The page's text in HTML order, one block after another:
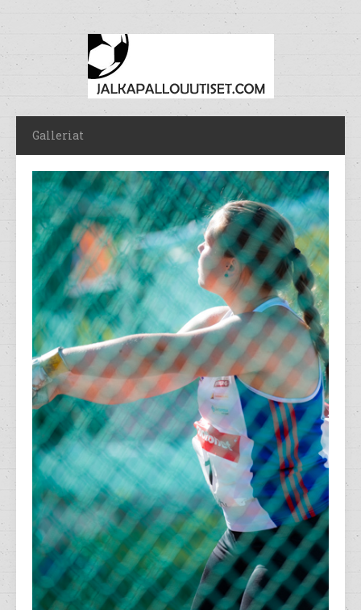
Galleriat